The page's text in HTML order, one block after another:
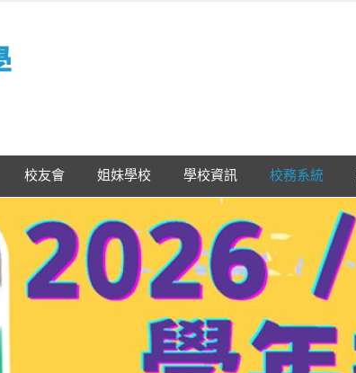
校友會 姐妹學校 學校資訊 校務系統